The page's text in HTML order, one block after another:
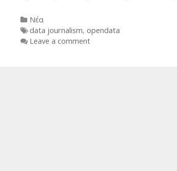
Categories
Νέα
Tags
data journalism, opendata
Leave a comment